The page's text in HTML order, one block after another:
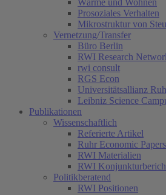
Wärme und Wohnen
Prosoziales Verhalten
Mikrostruktur von
Vernetzung/Transfer
Büro Berlin
RWI Research
rwi consult
RGS Econ
Universitätsallianz
Leibniz Science
Publikationen
Wissenschaftlich
Referierte Artikel
Ruhr Economic Papers
RWI Materialien
RWI
Politikberatend
RWI Positionen